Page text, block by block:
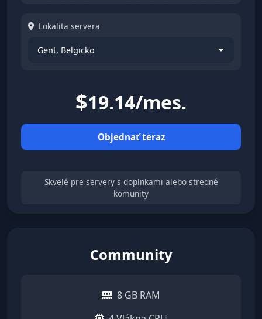
Lokalita servera
$19.14/mes.
Objednať teraz
Skvelé pre servery s doplnkami alebo stredné
komunity
Community
8 GB RAM